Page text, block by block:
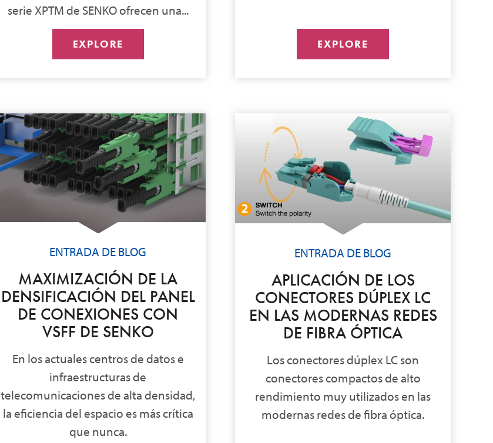
serie XPTM de SENKO ofrecen una...
EXPLORE EXPLORE
ENTRADA DE BLOG
MAXIMIZACIÓN DE LA
DENSIFICACIÓN DEL PANEL
DE CONEXIONES CON
VSFF DE SENKO
En los actuales centros de datos e
infraestructuras de
telecomunicaciones de alta densidad,
la eficiencia del espacio es más crítica
que nunca.
ENTRADA DE BLOG
APLICACIÓN DE LOS
CONECTORES DÚPLEX LC
EN LAS MODERNAS REDES
DE FIBRA ÓPTICA
Los conectores dúplex LC son
conectores compactos de alto
rendimiento muy utilizados en las
modernas redes de fibra óptica.